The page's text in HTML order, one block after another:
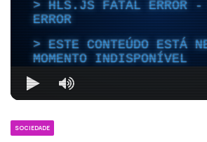
HLS.JS FATAL ERROR -
ERROR
ESTE CONTEÚDO ESTÁ
MOMENTO INDISPONÍVEL
SOCIEDADE